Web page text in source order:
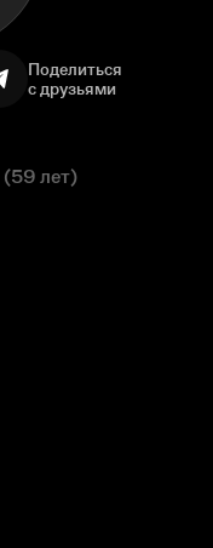
Поделиться
с друзьями
(59 лет)